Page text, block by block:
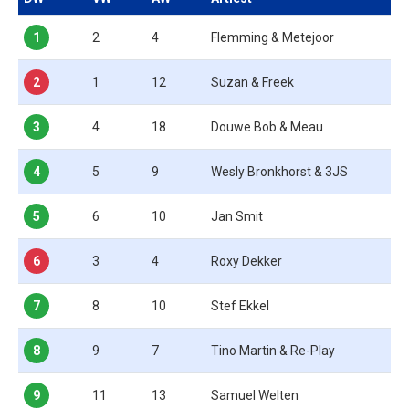
1 2 4 Flemming & Metejoor
2 1 12 Suzan & Freek
3 4 18 Douwe Bob & Meau
4 5 9 Wesly Bronkhorst & 3JS
5 6 10 Jan Smit
6 3 4 Roxy Dekker
7 8 10 Stef Ekkel
8 9 7 Tino Martin & Re-Play
9 11 13 Samuel Welten